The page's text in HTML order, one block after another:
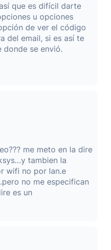
que es difícil darte
u opciones
de ver el código
del email, si es así te
donde se envió.
me meto en la dire
tambien la
wifi no por lan.e
no me especifican
es un